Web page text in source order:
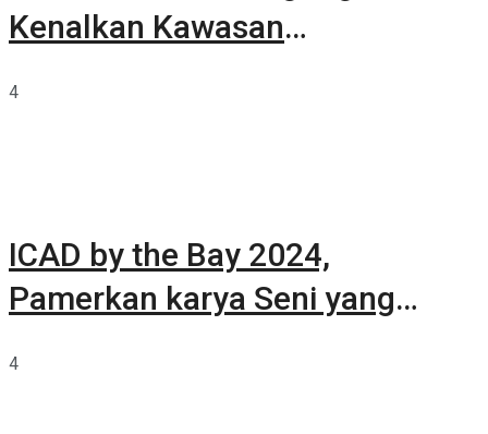
Kenalkan Kawasan
4
ICAD by the Bay 2024,
Pamerkan karya Seni yang
4